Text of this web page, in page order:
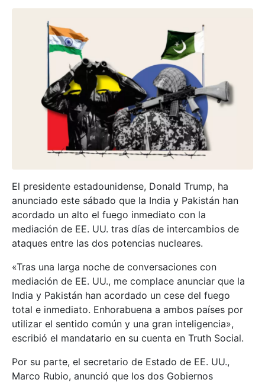
El presidente estadounidense, Donald Trump, ha
anunciado este sábado que la India y Pakistán han
acordado un alto el fuego inmediato con la
mediación de EE. UU. tras días de intercambios de
ataques entre las dos potencias nucleares.
«Tras una larga noche de conversaciones con
mediación de EE. UU., me complace anunciar que la
India y Pakistán han acordado un cese del fuego
total e inmediato. Enhorabuena a ambos países por
utilizar el sentido común y una gran inteligencia»,
escribió el mandatario en su cuenta en Truth Social.
Por su parte, el secretario de Estado de EE. UU.,
Marco Rubio, anunció que los dos Gobiernos